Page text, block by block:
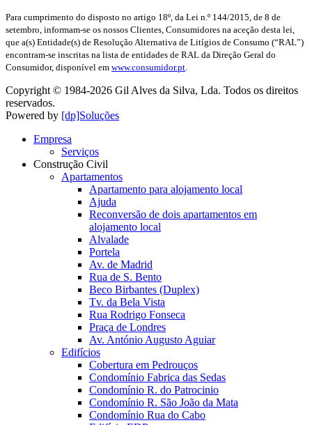
Para cumprimento do disposto no artigo 18º, da Lei n.º 144/2015, de 8 de
setembro, informam-se os nossos Clientes, Consumidores na aceção desta lei,
que a(s) Entidade(s) de Resolução Alternativa de Litígios de Consumo (“RAL”)
encontram-se inscritas na lista de entidades de RAL da Direção Geral do
Consumidor, disponível em www.consumidor.pt
Copyright © 1984-2026 Gil Alves da Silva, Lda. Todos os direitos
reservados.
Powered by [dp]Soluções
Empresa
Serviços
Construção Civil
Apartamentos
Apartamento para alojamento local
Ajuda
Reconversão de dois apartamentos em
alojamento local
Alvalade
Portela
Av. de Madrid
Rua de S. Bento
Beco Birbantes (Duplex)
Tv. da Bela Vista
Rua Rodrigo Fonseca
Praça de Londres
Av. António Augusto Aguiar
Edifícios
Cobertura em Pedrouços
Condomínio Fabrica das Sedas
Condomínio R. do Patrocinio
Condomínio R. São João da Mata
Condomínio Rua do Cabo